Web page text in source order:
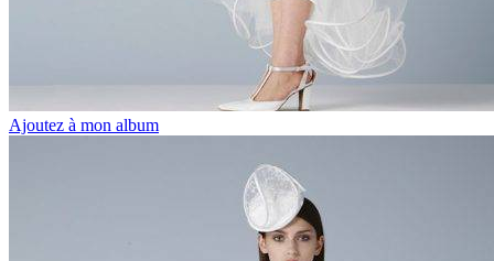
Ajoutez à mon album